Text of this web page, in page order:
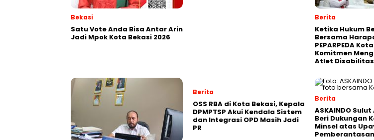
Bekasi
Satu Vote Anda Bisa Antar Arin
Jadi Mpok Kota Bekasi 2026
Berita
Ketika Hukum
Bersama
PEPARPEDA
Komitmen
Atlet Disabilitas
Berita
‎OSS RBA di Kota Bekasi, Kepala
DPMPTSP Akui Kendala Sistem
dan Integrasi OPD Masih Jadi
PR
Berita
ASKAINDO
Beri Dukungan
Minsel atas